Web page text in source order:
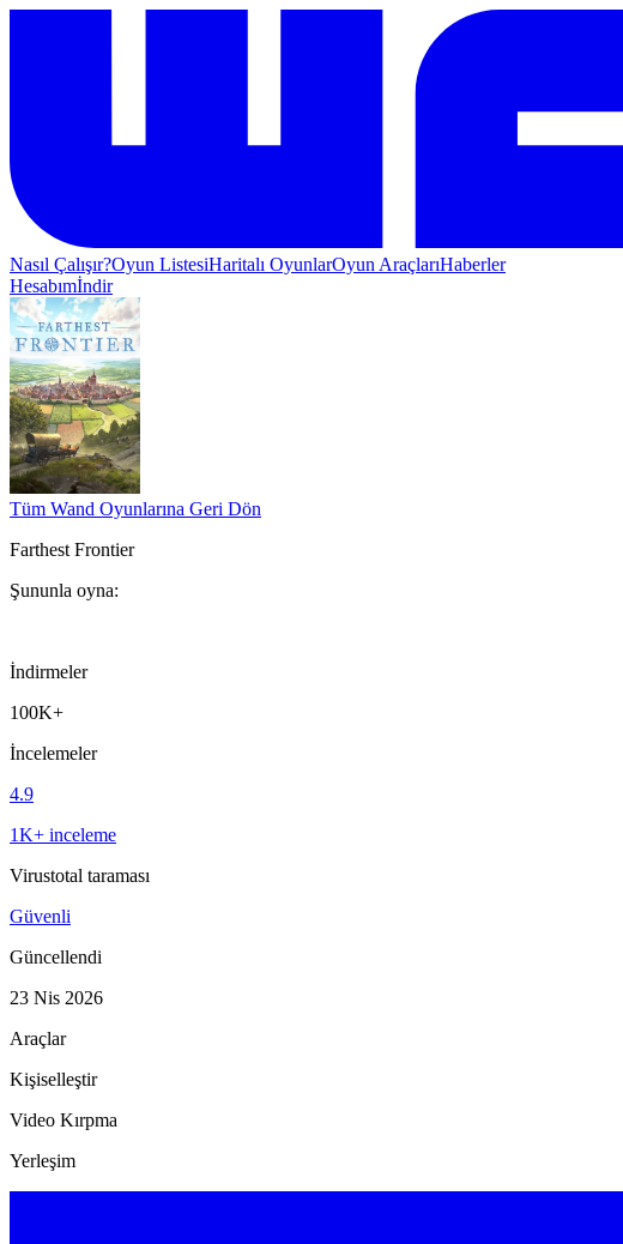
Nasıl Çalışır?Oyun ListesiHaritalı OyunlarOyun AraçlarıHaberler
Hesabımİndir
Tüm Wand Oyunlarına Geri Dön
Farthest Frontier
Şununla oyna:
İndirmeler
100K+
İncelemeler
4.9
1K+ inceleme
Virustotal taraması
Güvenli
Güncellendi
23 Nis 2026
Araçlar
Kişiselleştir
Video Kırpma
Yerleşim